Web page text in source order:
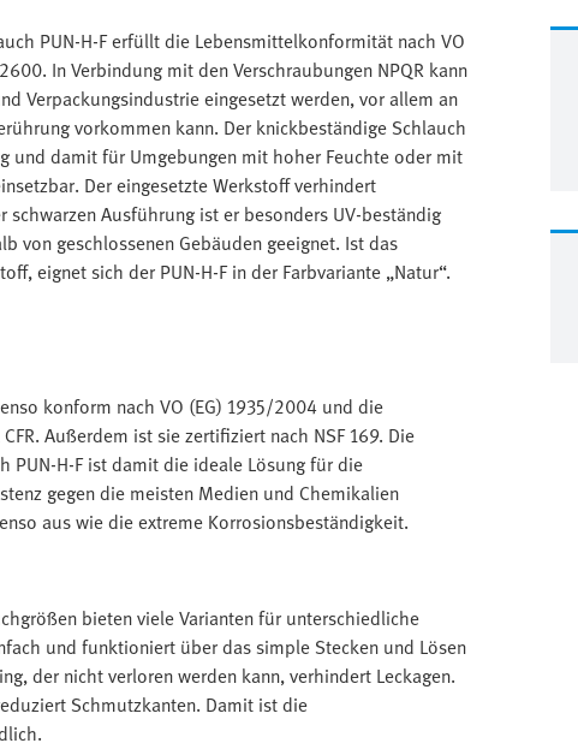
PUN-H-F erfüllt die Lebensmittelkonformität nach VO
In Verbindung mit den Verschraubungen NPQR kann
Verpackungsindustrie eingesetzt werden, vor allem an
vorkommen kann. Der knickbeständige Schlauch
und damit für Umgebungen mit hoher Feuchte oder mit
Der eingesetzte Werkstoff verhindert
Ausführung ist er besonders UV-beständig
von geschlossenen Gebäuden geeignet. Ist das
eignet sich der PUN-H-F in der Farbvariante „Natur“.
konform nach VO (EG) 1935/2004 und die
Außerdem ist sie zertifiziert nach NSF 169. Die
PUN-H-F ist damit die ideale Lösung für die
gegen die meisten Medien und Chemikalien
aus wie die extreme Korrosionsbeständigkeit.
bieten viele Varianten für unterschiedliche
und funktioniert über das simple Stecken und Lösen
der nicht verloren werden kann, verhindert Leckagen.
Schmutzkanten. Damit ist die